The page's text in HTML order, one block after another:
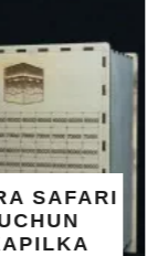
INTEX EASY
BASSEYN
SM |
OSON
YOZGI
VA
MAROQ